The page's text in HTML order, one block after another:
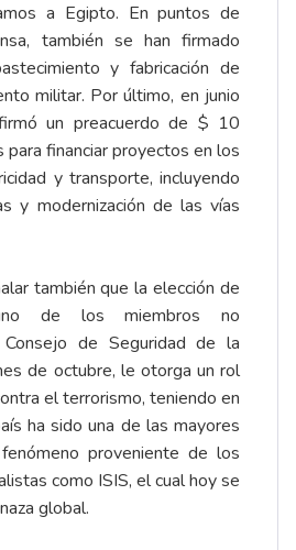
a Egipto. En puntos de
también se han firmado
y fabricación de
militar. Por último, en junio
un preacuerdo de $ 10
financiar proyectos en los
y transporte, incluyendo
y modernización de las vías
también que la elección de
de los miembros no
de Seguridad de la
de octubre, le otorga un rol
el terrorismo, teniendo en
ha sido una de las mayores
proveniente de los
como ISIS, el cual hoy se
global.